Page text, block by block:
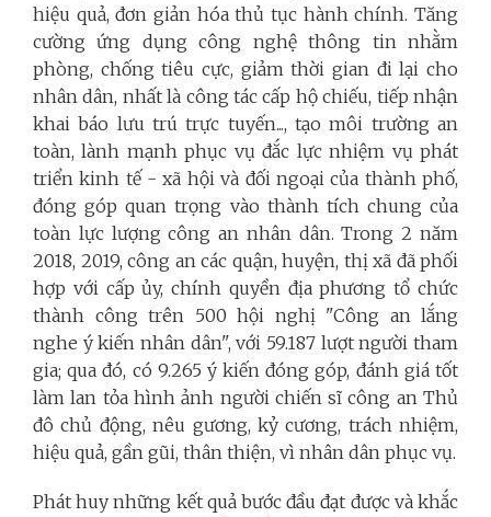
hiệu quả, đơn giản hóa thủ tục hành chính. Tăng
cường ứng dụng công nghệ thông tin nhằm
phòng, chống tiêu cực, giảm thời gian đi lại cho
nhân dân, nhất là công tác cấp hộ chiếu, tiếp nhận
khai báo lưu trú trực tuyến..., tạo môi trường an
toàn, lành mạnh phục vụ đắc lực nhiệm vụ phát
triển kinh tế - xã hội và đối ngoại của thành phố,
đóng góp quan trọng vào thành tích chung của
toàn lực lượng công an nhân dân. Trong 2 năm
2018, 2019, công an các quận, huyện, thị xã đã phối
hợp với cấp ủy, chính quyền địa phương tổ chức
thành công trên 500 hội nghị "Công an lắng
nghe ý kiến nhân dân", với 59.187 lượt người tham
gia; qua đó, có 9.265 ý kiến đóng góp, đánh giá tốt
làm lan tỏa hình ảnh người chiến sĩ công an Thủ
đô chủ động, nêu gương, kỷ cương, trách nhiệm,
hiệu quả, gần gũi, thân thiện, vì nhân dân phục vụ.
Phát huy những kết quả bước đầu đạt được và khắc